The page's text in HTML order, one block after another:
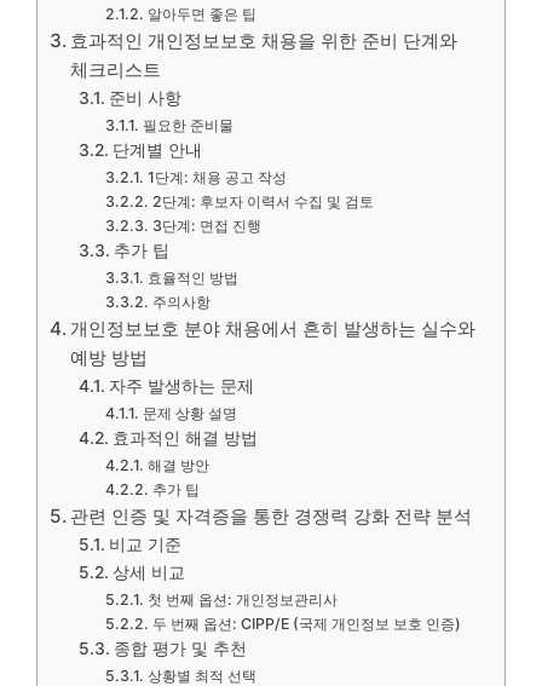
알아두면 좋은 팁
효과적인 개인정보보호 채용을 위한 준비 단계와
체크리스트
준비 사항
필요한 준비물
단계별 안내
1단계: 채용 공고 작성
2단계: 후보자 이력서 수집 및 검토
3단계: 면접 진행
추가 팁
효율적인 방법
주의사항
개인정보보호 분야 채용에서 흔히 발생하는 실수와
예방 방법
자주 발생하는 문제
문제 상황 설명
효과적인 해결 방법
해결 방안
추가 팁
관련 인증 및 자격증을 통한 경쟁력 강화 전략 분석
비교 기준
상세 비교
첫 번째 옵션: 개인정보관리사
두 번째 옵션: CIPP/E (국제 개인정보 보호 인증)
종합 평가 및 추천
상황별 최적 선택